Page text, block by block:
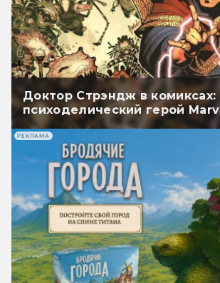
Доктор Стрэндж в
психоделический герой
РЕКЛАМА